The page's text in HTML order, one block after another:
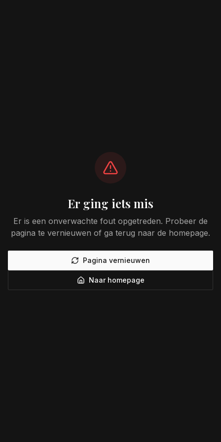
Er ging iets mis
Er is een onverwachte fout opgetreden. Probeer de
pagina te vernieuwen of ga terug naar de homepage.
Pagina vernieuwen
Naar homepage